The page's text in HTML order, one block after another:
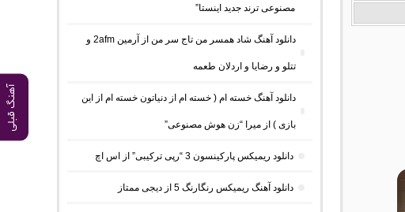
آهنگ قبلی
مصنوعی ترند جدید اینستا”
دانلود آهنگ شاد همسر من تاج سر من از آرمین 2afm و
تتلو و رضایا و اردلان طعمه
دانلود آهنگ خسته ام ( خسته ام از دنیاتون خسته ام از این
بازی ) از میرا “زن هوش مصنوعی”
دانلود ریمیکس پارکینسون 3 “رپی ترکیبی” از اس اچ
دانلود آهنگ ریمیکس رنگارنگ 5 از دیجی ممتاز